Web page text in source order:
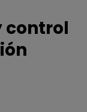
control